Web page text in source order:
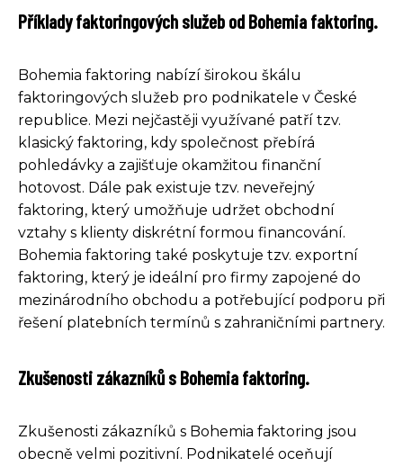
Příklady faktoringových služeb od Bohemia faktoring.
Bohemia faktoring nabízí širokou škálu
faktoringových služeb pro podnikatele v České
republice. Mezi nejčastěji využívané patří tzv.
klasický faktoring, kdy společnost přebírá
pohledávky a zajišťuje okamžitou finanční
hotovost. Dále pak existuje tzv. neveřejný
faktoring, který umožňuje udržet obchodní
vztahy s klienty diskrétní formou financování.
Bohemia faktoring také poskytuje tzv. exportní
faktoring, který je ideální pro firmy zapojené do
mezinárodního obchodu a potřebující podporu při
řešení platebních termínů s zahraničními partnery.
Zkušenosti zákazníků s Bohemia faktoring.
Zkušenosti zákazníků s Bohemia faktoring jsou
obecně velmi pozitivní. Podnikatelé oceňují